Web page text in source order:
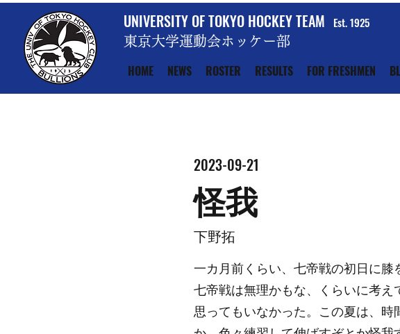
UNIVERSITY OF TOKYO HOCKEY TEAM
東京大学運動会ホッケー部
Est. 1925
HOME NEWS ROSTER RESULTS FOR FRESHMEN
2023-09-21
怪我
下野拓
一カ月前くらい、七帝戦の初日に膝
七帝戦は無理かもな、くらいに考え
思ってもいなかった。この夏は、時